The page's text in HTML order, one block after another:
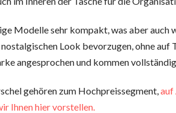
Modelle sehr kompakt, was aber auch
nostalgischen Look bevorzugen, ohne
angesprochen und kommen
gehören zum Hochpreissegment,auf
Ihnen hier vorstellen.